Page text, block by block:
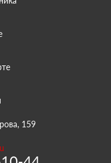
159